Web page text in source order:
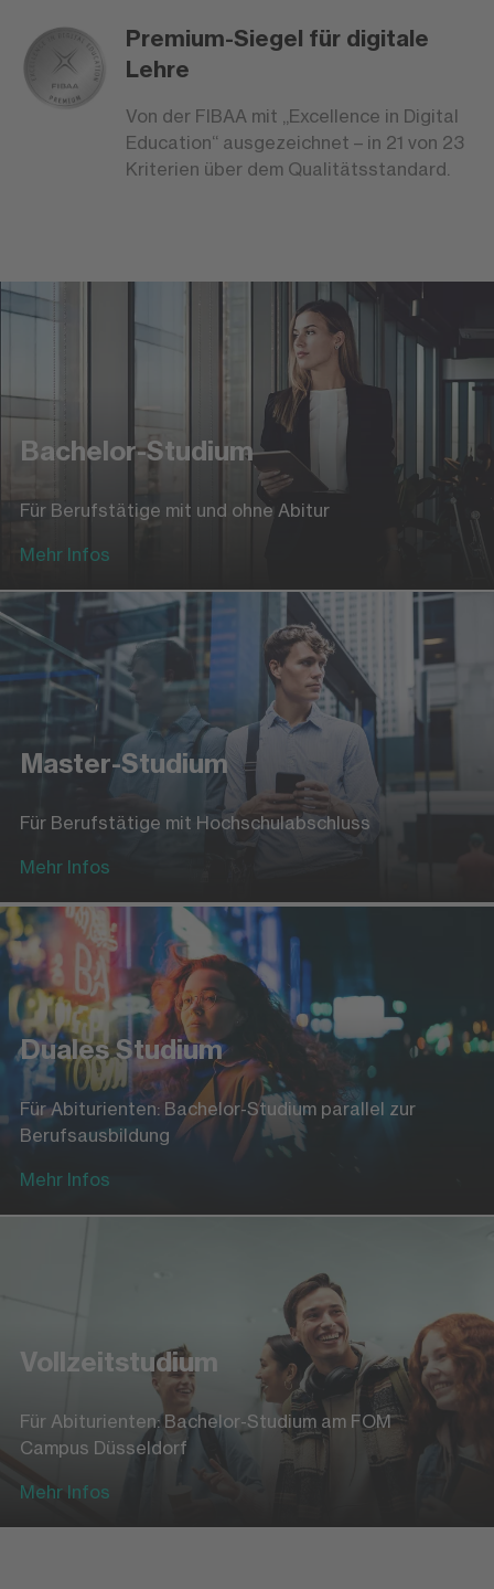
Premium-Siegel für digitale
Lehre
Von der FIBAA mit „Excellence in Digital
Education“ ausgezeichnet – in 21 von 23
Kriterien über dem Qualitätsstandard.
Bachelor-Studium
Für Berufstätige mit und ohne Abitur
Mehr Infos
Master-Studium
Für Berufstätige mit Hochschulabschluss
Mehr Infos
Duales Studium
Für Abiturienten: Bachelor-Studium parallel zur
Berufsausbildung
Mehr Infos
Vollzeitstudium
Für Abiturienten: Bachelor-Studium am FOM
Campus Düsseldorf
Mehr Infos